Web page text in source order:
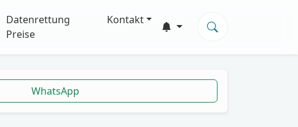
Datenrettung
Preise
Kontakt
WhatsApp